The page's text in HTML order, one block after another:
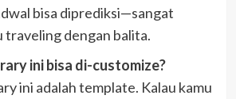
bisa diprediksi—sangat
traveling dengan balita.
ini bisa di-customize?
ini adalah template. Kalau kamu